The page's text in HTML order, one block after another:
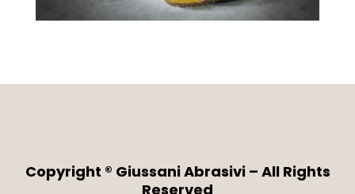
Copyright ® Giussani Abrasivi – All Rights
Reserved